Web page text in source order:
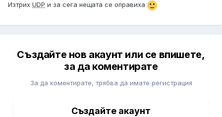
Изтрих UDP и за сега нещата се оправиха
Създайте нов акаунт или се впишете,
за да коментирате
За да коментирате, трябва да имате регистрация
Създайте акаунт